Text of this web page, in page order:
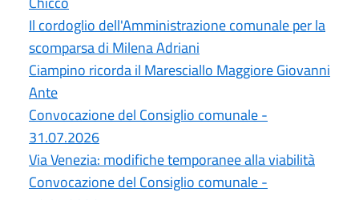
Il cordoglio dell'Amministrazione comunale per la
scomparsa di Milena Adriani
Ciampino ricorda il Maresciallo Maggiore Giovanni
Ante
Convocazione del Consiglio comunale -
31.07.2026
Via Venezia: modifiche temporanee alla viabilità
Convocazione del Consiglio comunale -